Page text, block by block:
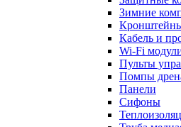
Зимние
Кабель и
Wi-Fi
Пульты
Помпы
Панели
Сифоны